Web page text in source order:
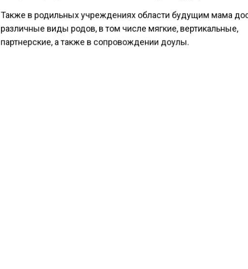
Также в родильных учреждениях области будущим мама
различные виды родов, в том числе мягкие, вертикальные,
партнерские, а также в сопровождении доулы.